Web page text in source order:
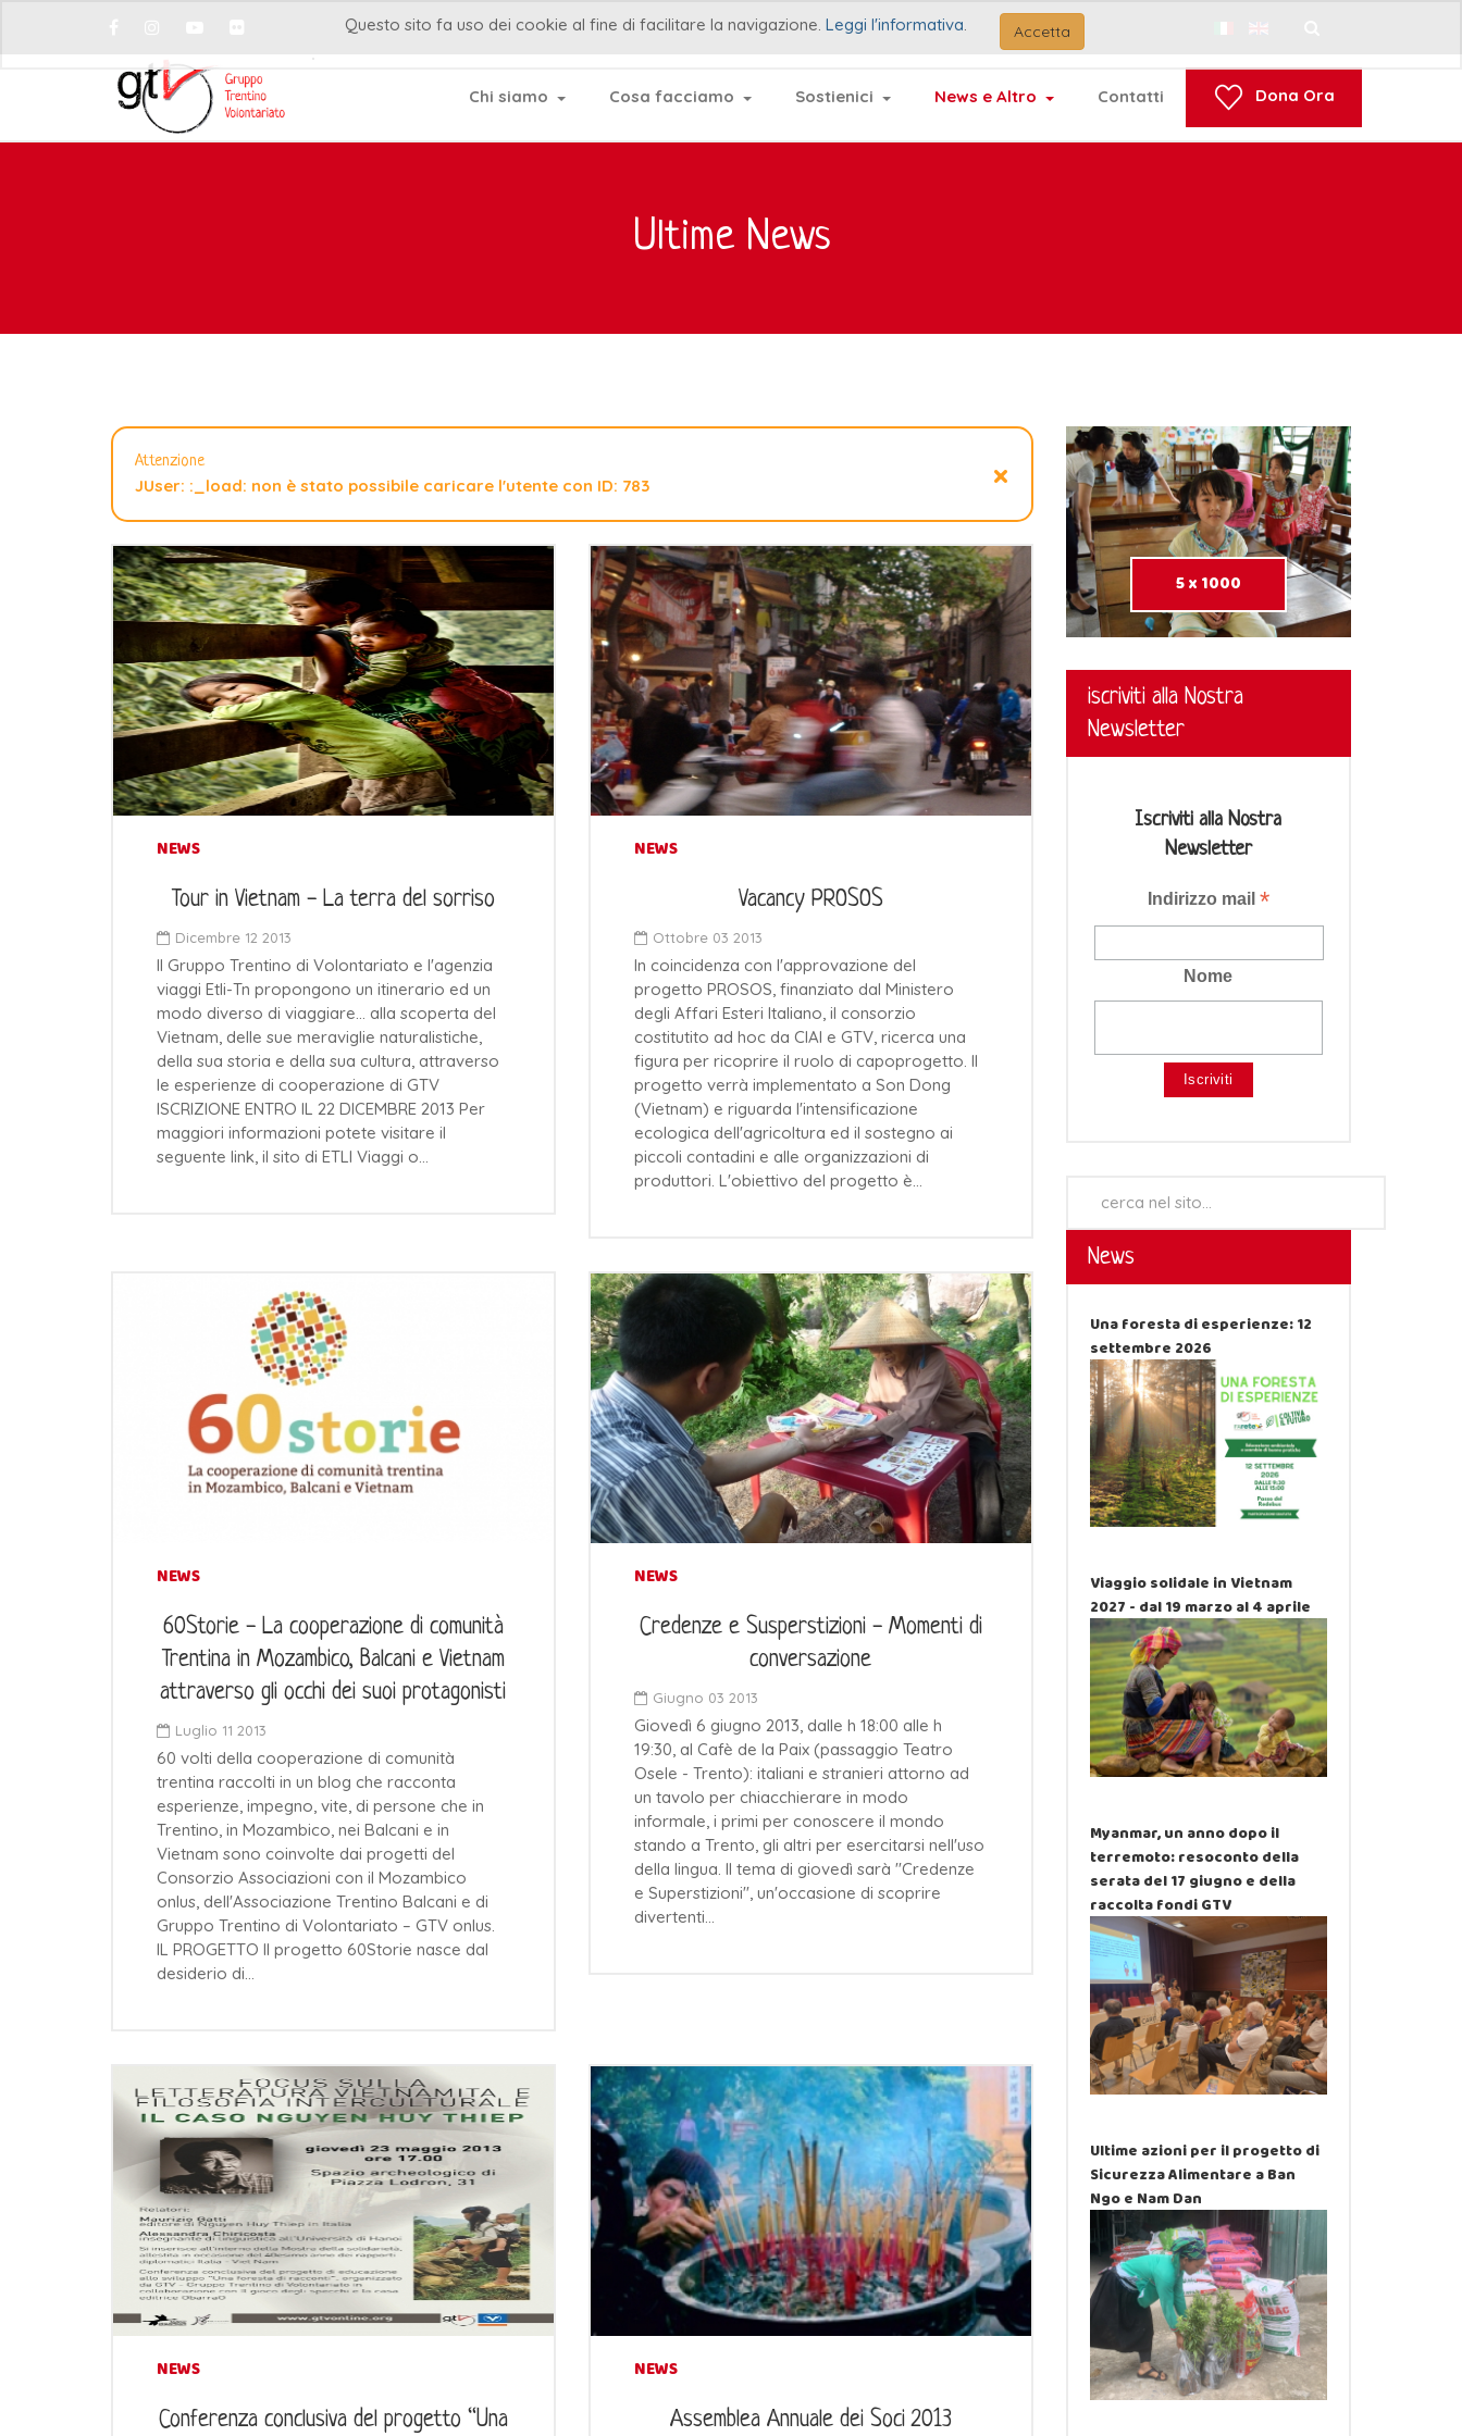
Questo sito fa uso dei cookie al fine di facilitare la navigazione. Leggi l'informativa. Accetta
Chi siamo Cosa facciamo Sostienici News e Altro Contatti Dona Ora
Ultime News
×
Attenzione
JUser: :_load: non è stato possibile caricare l'utente con ID: 783
NEWS
Tour in Vietnam - La terra del sorriso
Dicembre 12 2013
Il Gruppo Trentino di Volontariato e l'agenzia
viaggi Etli-Tn propongono un itinerario ed un
modo diverso di viaggiare... alla scoperta del
Vietnam, delle sue meraviglie naturalistiche,
della sua storia e della sua cultura, attraverso
le esperienze di cooperazione di GTV
ISCRIZIONE ENTRO IL 22 DICEMBRE 2013 Per
maggiori informazioni potete visitare il
seguente link, il sito di ETLI Viaggi o…
NEWS
Vacancy PROSOS
Ottobre 03 2013
In coincidenza con l'approvazione del
progetto PROSOS, finanziato dal Ministero
degli Affari Esteri Italiano, il consorzio
costitutito ad hoc da CIAI e GTV, ricerca una
figura per ricoprire il ruolo di capoprogetto. Il
progetto verrà implementato a Son Dong
(Vietnam) e riguarda l'intensificazione
ecologica dell'agricoltura ed il sostegno ai
piccoli contadini e alle organizzazioni di
produttori. L'obiettivo del progetto è…
NEWS
60Storie - La cooperazione di comunità
Trentina in Mozambico, Balcani e Vietnam
attraverso gli occhi dei suoi protagonisti
Luglio 11 2013
60 volti della cooperazione di comunità
trentina raccolti in un blog che racconta
esperienze, impegno, vite, di persone che in
Trentino, in Mozambico, nei Balcani e in
Vietnam sono coinvolte dai progetti del
Consorzio Associazioni con il Mozambico
onlus, dell'Associazione Trentino Balcani e di
Gruppo Trentino di Volontariato – GTV onlus.
IL PROGETTO Il progetto 60Storie nasce dal
desiderio di…
NEWS
Credenze e Susperstizioni - Momenti di
conversazione
Giugno 03 2013
Giovedì 6 giugno 2013, dalle h 18:00 alle h
19:30, al Cafè de la Paix (passaggio Teatro
Osele - Trento): italiani e stranieri attorno ad
un tavolo per chiacchierare in modo
informale, i primi per conoscere il mondo
stando a Trento, gli altri per esercitarsi nell'uso
della lingua. Il tema di giovedì sarà "Credenze
e Superstizioni", un'occasione di scoprire
divertenti…
NEWS
Conferenza conclusiva del progetto “Una
NEWS
Assemblea Annuale dei Soci 2013
5 x 1000
iscriviti alla Nostra
Newsletter
Iscriviti alla Nostra
Newsletter
Indirizzo mail *
Nome
News
Una foresta di esperienze: 12
settembre 2026
Viaggio solidale in Vietnam
2027 - dal 19 marzo al 4 aprile
Myanmar, un anno dopo il
terremoto: resoconto della
serata del 17 giugno e della
raccolta fondi GTV
Ultime azioni per il progetto di
Sicurezza Alimentare a Ban
Ngo e Nam Dan